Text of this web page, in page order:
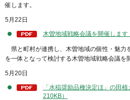
催します。
5月22日
木曽地域戦略会議を開催します
県と町村が連携し、木曽地域の個性・魅力
を一体となって検討する木曽地域戦略会議を
5月20日
「水稲奨励品種決定ほ」の田
210KB）